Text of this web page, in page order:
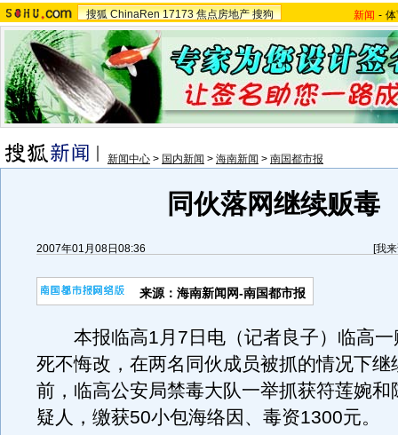
搜狐 ChinaRen 17173 焦点房地产 搜狗 新闻 -
新闻中心 > 国内新闻 > 海南新闻 > 南国都市报
同伙落网继续贩毒
2007年01月08日08:36 [我
来源：海南新闻网-南国都市报
本报临高1月7日电（记者良子）临高一
死不悔改，在两名同伙成员被抓的情况下继
前，临高公安局禁毒大队一举抓获符莲婉和
疑人，缴获50小包海络因、毒资1300元。